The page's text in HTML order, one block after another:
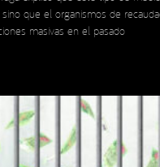
sino que el organismos de
masivas en el pasado